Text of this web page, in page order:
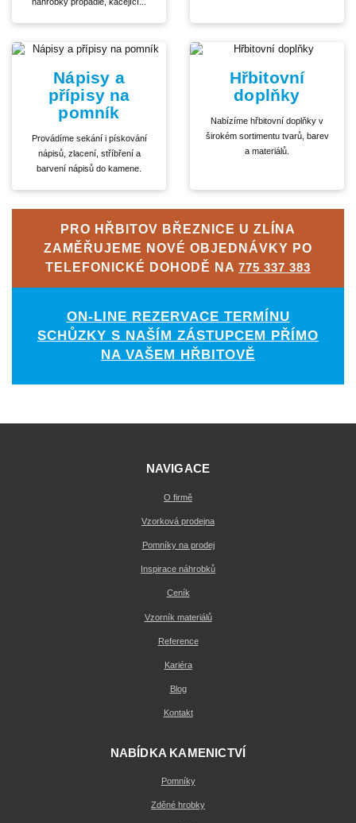
Nápisy a
přípisy na
pomník
Provádíme sekání i pískování
nápisů, zlacení, stříbření a
barvení nápisů do kamene.
Hřbitovní
doplňky
Nabízíme hřbitovní doplňky v
širokém sortimentu tvarů, barev
a materiálů.
PRO HŘBITOV BŘEZNICE U ZLÍNA
ZAMĚŘUJEME NOVÉ OBJEDNÁVKY PO
TELEFONICKÉ DOHODĚ NA 775 337 383
ON-LINE REZERVACE TERMÍNU
SCHŮZKY S NAŠÍM ZÁSTUPCEM PŘÍMO
NA VAŠEM HŘBITOVĚ
NAVIGACE
O firmě
Vzorková prodejna
Pomníky na prodej
Inspirace náhrobků
Ceník
Vzorník materiálů
Reference
Kariéra
Blog
Kontakt
NABÍDKA KAMENICTVÍ
Pomníky
Zděné hrobky